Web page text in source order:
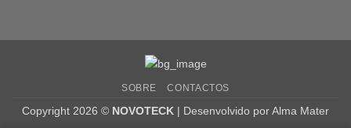
SOBRE CONTACTOS
Copyright 2026 © NOVOTECK | Desenvolvido porAlma Mater